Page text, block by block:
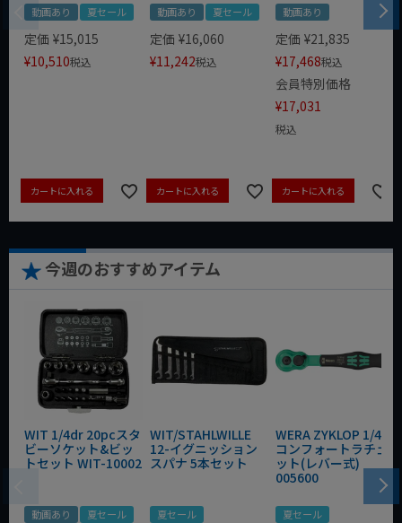
動画あり 夏セール
定価 ¥15,015
¥10,510税込
カートに入れる
動画あり 夏セール
定価 ¥16,060
¥11,242税込
カートに入れる
動画あり
定価 ¥21,835
¥17,468税込
会員特別価格
¥17,031
税込
カートに入れる
今週のおすすめアイテム
WIT 1/4dr 20pcスタ
ビーソケット&ビッ
トセット WIT-10002
動画あり 夏セール
WIT/STAHLWILLE
12-イグニッション
スパナ 5本セット
夏セール
WERA ZYKLOP 1/4"
コンフォートラチェ
ット(レバー式)
005600
夏セール